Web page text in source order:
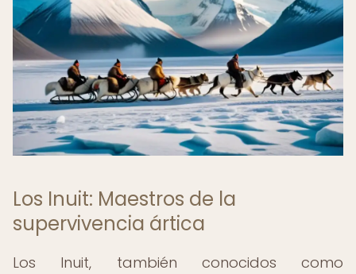
Los Inuit: Maestros de la
supervivencia ártica
Los Inuit, también conocidos como